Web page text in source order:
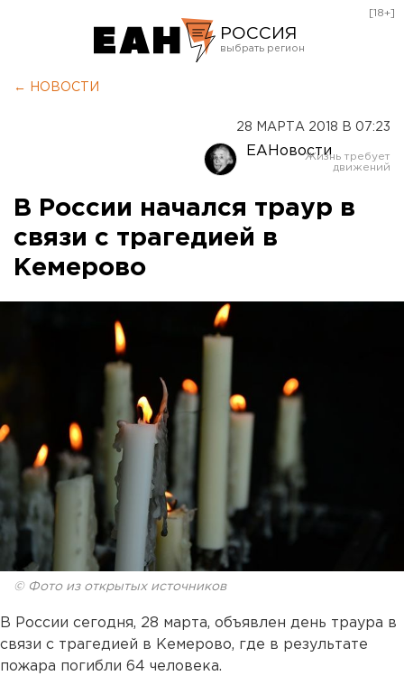
РОССИЯ
Оренбург
[18+]
← НОВОСТИ
28 МАРТА 2018 В 07:23
ЕАНовости
В России начался траур в
связи с трагедией в
Кемерово
© Фото из открытых источников
В России сегодня, 28 марта, объявлен день траура в
связи с трагедией в Кемерово, где в результате
пожара погибли 64 человека.